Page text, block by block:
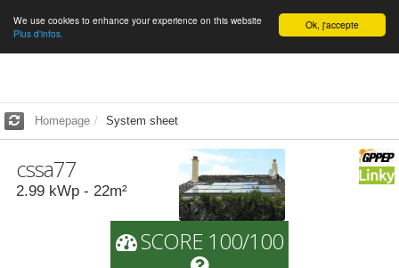
English Ok, j'accepte
We use cookies to enhance your experience on this website
Plus d'infos.
Homepage System sheet
cssa77
2.99 kWp - 22m²
SCORE 100/100